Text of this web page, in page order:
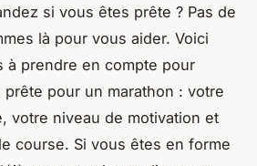
si vous êtes prête ? Pas de
là pour vous aider. Voici
à prendre en compte pour
pour un marathon : votre
votre niveau de motivation et
course. Si vous êtes en forme